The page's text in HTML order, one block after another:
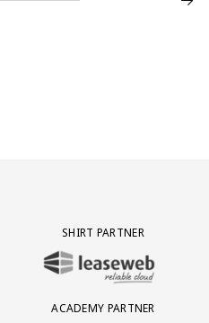
PARTNER AFAS SOFTWARE
SHIRT PARTNER
BEZOEK ONZE SHIRT PARTNER
ACADEMY PARTNER